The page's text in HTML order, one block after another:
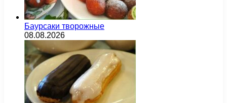
Баурсаки творожные
08.08.2026